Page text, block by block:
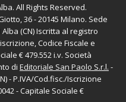
All Rights Reserved.
36 - 20145 Milano. Sede
(CN) Iscritta al registro
Codice Fiscale e
€ 479.552 i.v. Società
di Editoriale San Paolo S.r.l. -
- P.IVA/Cod.fisc./Iscrizione
- Capitale Sociale €